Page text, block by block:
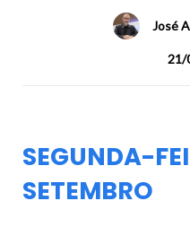
José
21/
SEGUNDA-
SETEMBRO